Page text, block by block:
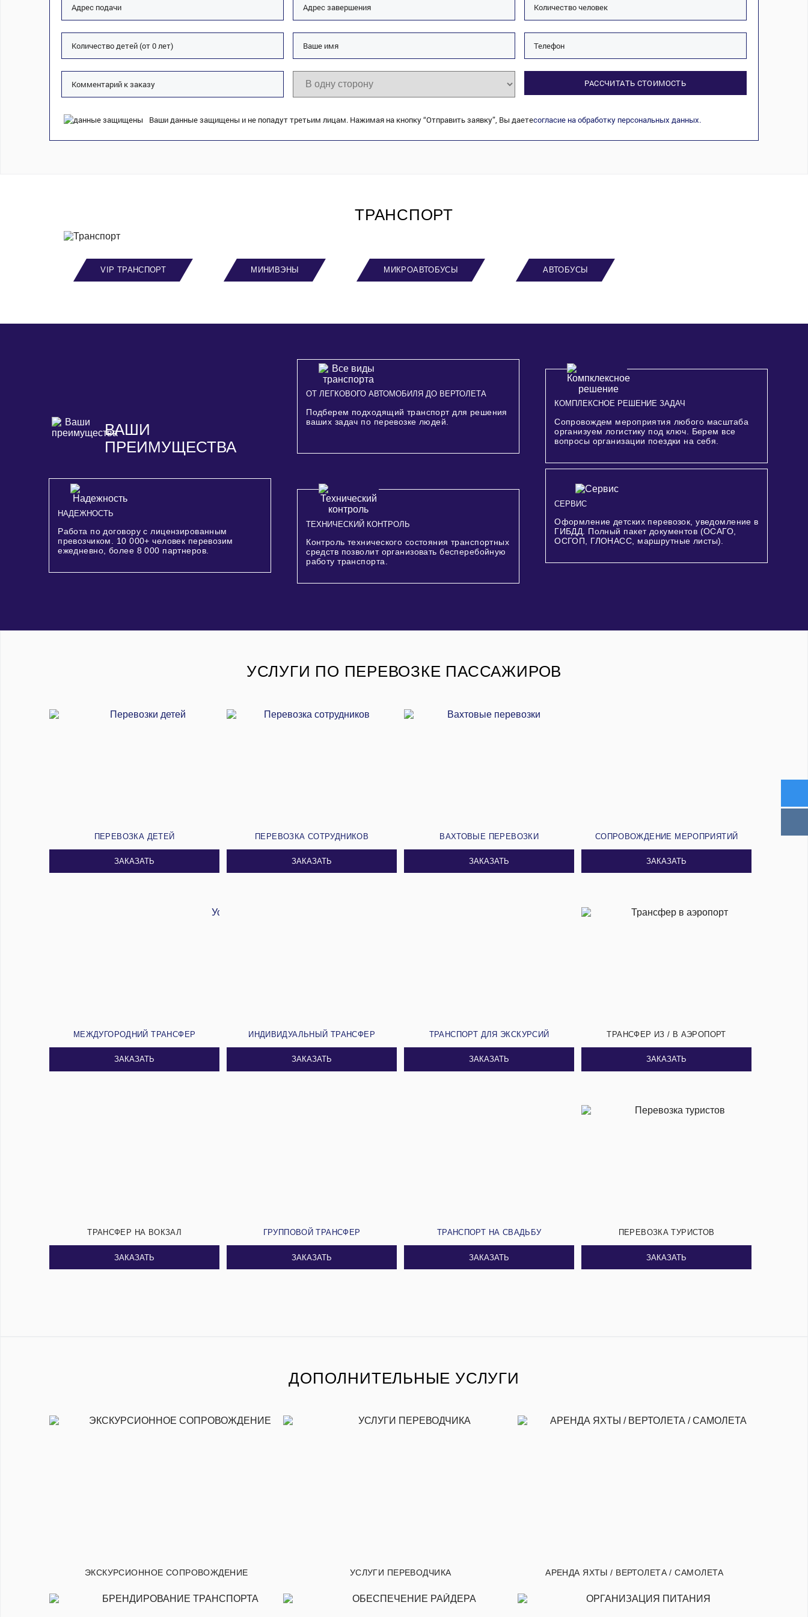
РАССЧИТАТЬ СТОИМОСТЬ
Ваши данные защищены и не попадут третьим лицам. Нажимая на кнопку “Отправить заявку”, Вы даетесогласие на обработку персональных данных.
ТРАНСПОРТ
VIP ТРАНСПОРТ МИНИВЭНЫ МИКРОАВТОБУСЫ АВТОБУСЫ
ВАШИ
ПРЕИМУЩЕСТВА
ОТ ЛЕГКОВОГО АВТОМОБИЛЯ ДО ВЕРТОЛЕТА
Подберем подходящий транспорт для решения
ваших задач по перевозке людей.
КОМПЛЕКСНОЕ РЕШЕНИЕ ЗАДАЧ
Сопровождем мероприятия любого масштаба
организуем логистику под ключ. Берем все
вопросы организации поездки на себя.
НАДЕЖНОСТЬ
Работа по договору с лицензированным
превозчиком. 10 000+ человек перевозим
ежедневно, более 8 000 партнеров.
ТЕХНИЧЕСКИЙ КОНТРОЛЬ
Контроль технического состояния транспортных
средств позволит организовать бесперебойную
работу транспорта.
СЕРВИС
Оформление детских перевозок, уведомление в
ГИБДД. Полный пакет документов (ОСАГО,
ОСГОП, ГЛОНАСС, маршрутные листы).
УСЛУГИ ПО ПЕРЕВОЗКЕ ПАССАЖИРОВ
ПЕРЕВОЗКА ДЕТЕЙ
ЗАКАЗАТЬ
ПЕРЕВОЗКА СОТРУДНИКОВ
ЗАКАЗАТЬ
ВАХТОВЫЕ ПЕРЕВОЗКИ
ЗАКАЗАТЬ
СОПРОВОЖДЕНИЕ МЕРОПРИЯТИЙ
ЗАКАЗАТЬ
МЕЖДУГОРОДНИЙ ТРАНСФЕР
ЗАКАЗАТЬ
ИНДИВИДУАЛЬНЫЙ ТРАНСФЕР
ЗАКАЗАТЬ
ТРАНСПОРТ ДЛЯ ЭКСКУРСИЙ
ЗАКАЗАТЬ
ТРАНСФЕР ИЗ / В АЭРОПОРТ
ЗАКАЗАТЬ
ТРАНСФЕР НА ВОКЗАЛ
ЗАКАЗАТЬ
ГРУППОВОЙ ТРАНСФЕР
ЗАКАЗАТЬ
ТРАНСПОРТ НА СВАДЬБУ
ЗАКАЗАТЬ
ПЕРЕВОЗКА ТУРИСТОВ
ЗАКАЗАТЬ
ДОПОЛНИТЕЛЬНЫЕ УСЛУГИ
ЭКСКУРСИОННОЕ СОПРОВОЖДЕНИЕ УСЛУГИ ПЕРЕВОДЧИКА АРЕНДА ЯХТЫ / ВЕРТОЛЕТА / САМОЛЕТА